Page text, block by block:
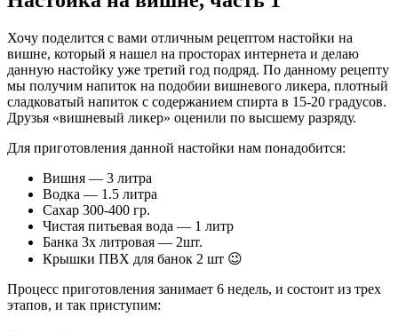
Хочу поделится с вами отличным рецептом настойки на
вишне, который я нашел на просторах интернета и делаю
данную настойку уже третий год подряд. По данному рецепту
мы получим напиток на подобии вишневого ликера, плотный
сладковатый напиток с содержанием спирта в 15-20 градусов.
Друзья «вишневый ликер» оценили по высшему разряду.
Для приготовления данной настойки нам понадобится:
Вишня — 3 литра
Водка — 1.5 литра
Сахар 300-400 гр.
Чистая питьевая вода — 1 литр
Банка 3х литровая — 2шт.
Крышки ПВХ для банок 2 шт 😉
Процесс приготовления занимает 6 недель, и состоит из трех
этапов, и так приступим: